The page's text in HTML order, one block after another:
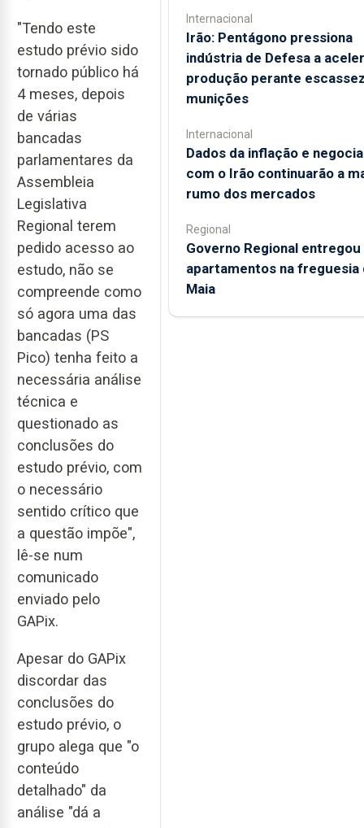
"Tendo este
estudo prévio sido
tornado público há
4 meses, depois
de várias
bancadas
parlamentares da
Assembleia
Legislativa
Regional terem
pedido acesso ao
estudo, não se
compreende como
só agora uma das
bancadas (PS
Pico) tenha feito a
necessária análise
técnica e
questionado as
conclusões do
estudo prévio, com
o necessário
sentido crítico que
a questão impõe",
lê-se num
comunicado
enviado pelo
GAPix.
Apesar do GAPix
discordar das
conclusões do
estudo prévio, o
grupo alega que "o
conteúdo
detalhado" da
análise "dá a
Internacional
Irão: Pentágono pressiona
indústria de Defesa a
produção perante
munições
Internacional
Dados da inflação e
com o Irão continuarão a
rumo dos mercados
Regional
Governo Regional entregou
apartamentos na freguesia
Maia